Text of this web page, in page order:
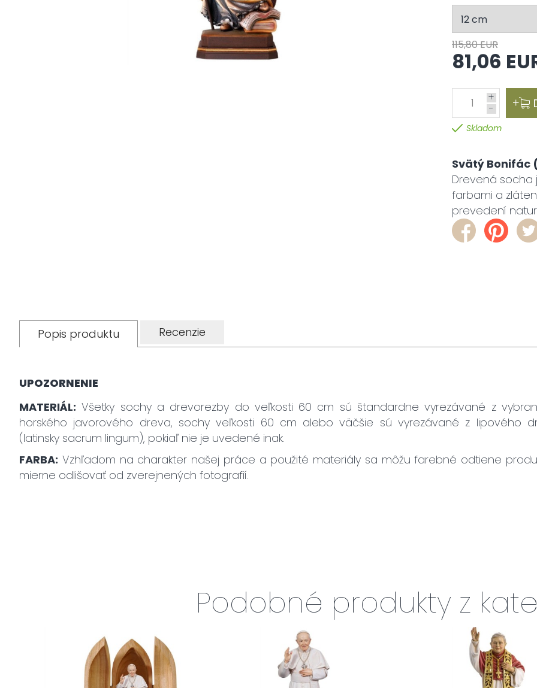
115,80 EUR
81,06
1
+
-
Skladom
Svätý Bonifác
Drevená
farbami a
prevedení
Popis produktu Recenzie
UPOZORNENIE
MATERIÁL: Všetky sochy a drevorezby do veľkosti 60 cm sú štandardne vyrezávané z
horského javorového dreva, sochy veľkosti 60 cm alebo väčšie sú vyrezávané z lipového
(latinsky sacrum lingum), pokiaľ nie je uvedené inak.
FARBA: Vzhľadom na charakter našej práce a použité materiály sa môžu farebné odtiene
mierne odlišovať od zverejnených fotografií.
Podobné produkty z